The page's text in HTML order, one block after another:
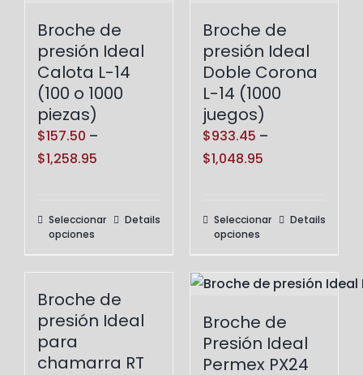
Broche de
presión Ideal
Calota L-14
(100 o 1000
piezas)
$157.50 –
$1,258.95
through
Seleccionar
opciones
Este
tiene
múltiples
variantes.
opciones
Details
Broche de
presión Ideal
Doble Corona
L-14 (1000
juegos)
$933.45 –
$1,048.95
through
Seleccionar
opciones
Este
tiene
múltiples
variantes.
Las
opciones
Details
Broche de
presión Ideal
para
chamarra RT
Broche de
Presión Ideal
Permex PX24